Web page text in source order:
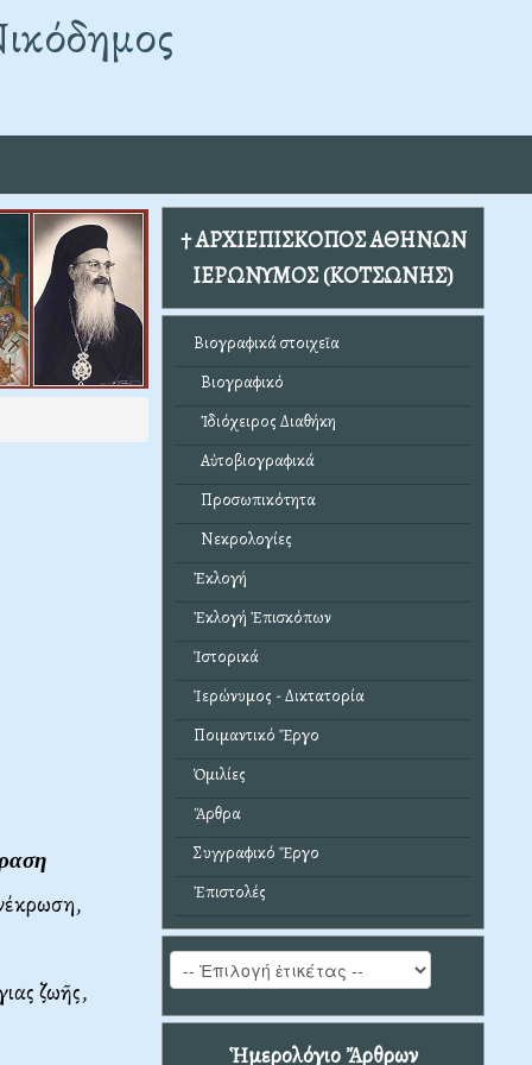
ζωῆς,
† ΑΡΧΙΕΠΙΣΚΟΠΟΣ ΑΘΗΝΩΝ
ΙΕΡΩΝΥΜΟΣ (ΚΟΤΣΩΝΗΣ)
Βιογραφικά στοιχεῖα
Βιογραφικό
Ἰδιόχειρος Διαθήκη
Αὐτοβιογραφικά
Προσωπικότητα
Νεκρολογίες
Ἐκλογή
Ἐκλογή Ἐπισκόπων
Ἱστορικά
Ἱερώνυμος - Δικτατορία
Ποιμαντικό Ἔργο
Ὁμιλίες
Ἄρθρα
Συγγραφικό Ἔργο
Ἐπιστολές
Ἡμερολόγιο Ἄρθρων